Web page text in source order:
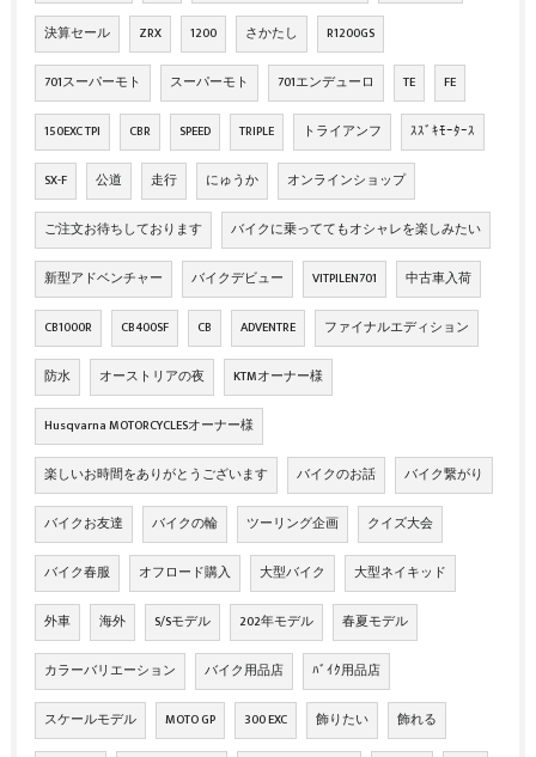
決算セール ZRX 1200 さかたし R1200GS
701スーパーモト スーパーモト 701エンデューロ TE FE
150EXC TPI CBR SPEED TRIPLE トライアンフ ｽｽﾞｷﾓｰﾀｰｽ
SX-F 公道 走行 にゅうか オンラインショップ
ご注文お待ちしております バイクに乗っててもオシャレを楽しみたい
新型アドベンチャー バイクデビュー VITPILEN701 中古車入荷
CB1000R CB400SF CB ADVENTRE ファイナルエディション
防水 オーストリアの夜 KTMオーナー様
Husqvarna MOTORCYCLESオーナー様
楽しいお時間をありがとうございます バイクのお話 バイク繋がり
バイクお友達 バイクの輪 ツーリング企画 クイズ大会
バイク春服 オフロード購入 大型バイク 大型ネイキッド
外車 海外 S/Sモデル 202年モデル 春夏モデル
カラーバリエーション バイク用品店 ﾊﾞｲｸ用品店
スケールモデル MOTO GP 300 EXC 飾りたい 飾れる